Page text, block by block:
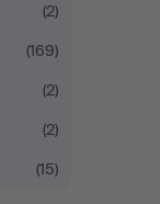
(2)
(169)
(2)
(2)
(15)